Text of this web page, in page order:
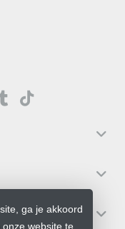
ga je akkoord
website te